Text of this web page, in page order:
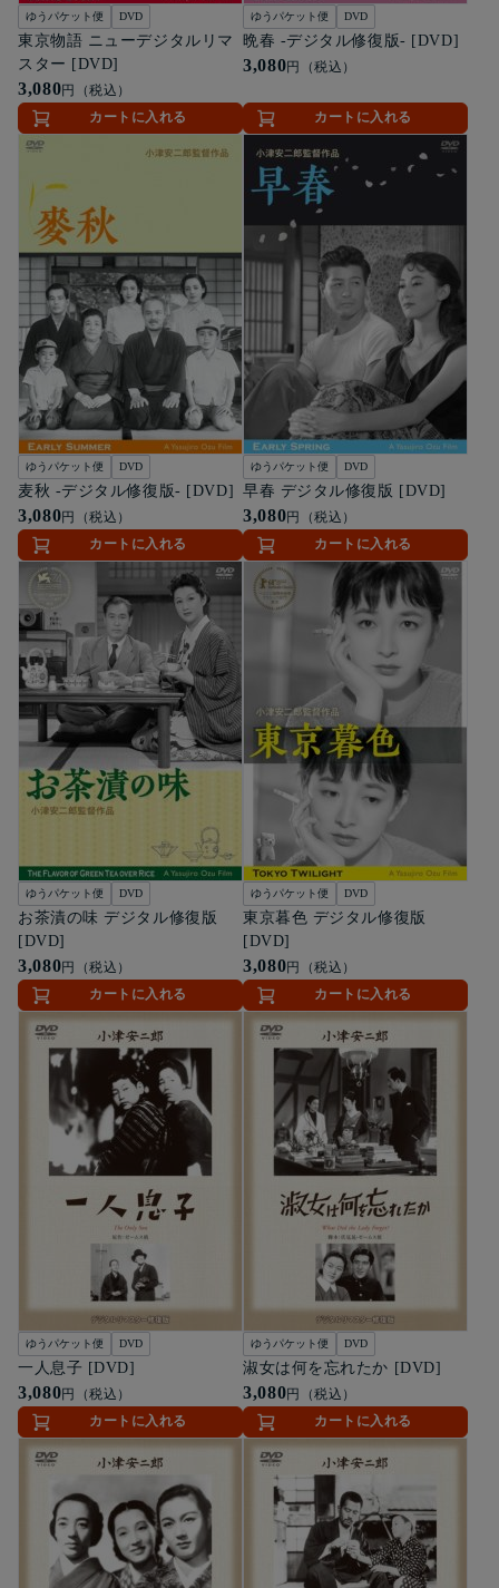
ゆうパケット便 DVD
東京物語 ニューデジタルリマ
スター [DVD]
3,080円（税込）
カートに入れる
ゆうパケット便 DVD
晩春 -デジタル修復版- [DVD]
3,080円（税込）
カートに入れる
ゆうパケット便 DVD
麦秋 -デジタル修復版- [DVD]
3,080円（税込）
カートに入れる
ゆうパケット便 DVD
早春 デジタル修復版 [DVD]
3,080円（税込）
カートに入れる
ゆうパケット便 DVD
お茶漬の味 デジタル修復版
[DVD]
3,080円（税込）
カートに入れる
ゆうパケット便 DVD
東京暮色 デジタル修復版
[DVD]
3,080円（税込）
カートに入れる
ゆうパケット便 DVD
一人息子 [DVD]
3,080円（税込）
カートに入れる
ゆうパケット便 DVD
淑女は何を忘れたか [DVD]
3,080円（税込）
カートに入れる